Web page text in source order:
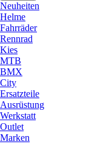
Neuheiten
Helme
Fahrräder
Rennrad
Kies
MTB
BMX
City
Ersatzteile
Ausrüstung
Werkstatt
Outlet
Marken